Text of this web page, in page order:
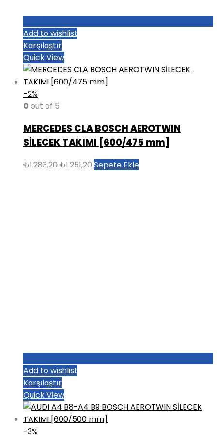
Add to wishlist
Karşılaştır
Quick View
-2%
0 out of 5
MERCEDES CLA BOSCH AEROTWIN
SİLECEK TAKIMI [600/475 mm]
₺1.283,20Orijinal
₺1.251,20 Şu
Sepete Ekle
Add to wishlist
Karşılaştır
Quick View
-3%